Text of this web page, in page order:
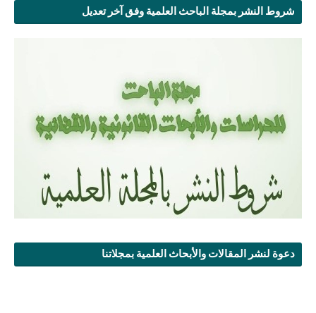
شروط النشر بمجلة الباحث العلمية وفق آخر تعديل
دعوة لنشر المقالات والأبحاث العلمية بمجلاتنا